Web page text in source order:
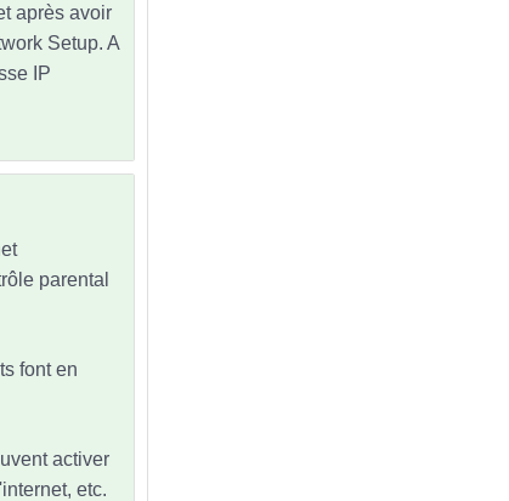
après avoir
Setup. A
IP
parental
font en
activer
etc.